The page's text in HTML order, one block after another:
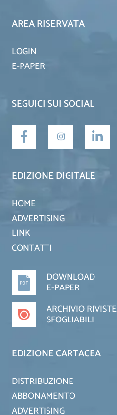
AREA RISERVATA
LOGIN
E-PAPER
SEGUICI SUI SOCIAL
EDIZIONE DIGITALE
HOME
ADVERTISING
LINK
CONTATTI
DOWNLOAD
E-PAPER
ARCHIVIO RIVISTE
SFOGLIABILI
EDIZIONE CARTACEA
DISTRIBUZIONE
ABBONAMENTO
ADVERTISING